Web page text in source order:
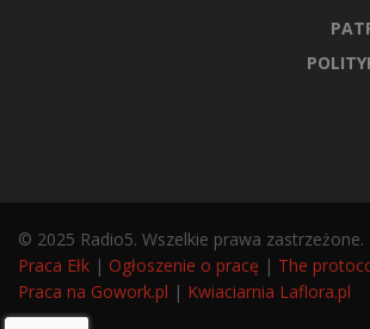
© 2025 Radio5. Wszelkie prawa zastrzeżone.
Praca Ełk | Ogłoszenie o pracę | The
Praca na Gowork.pl | Kwiaciarnia Laflora.pl